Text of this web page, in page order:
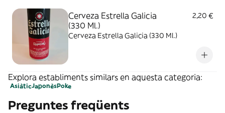
Cerveza Estrella Galicia
(330 Ml.)
2,20 €
Cerveza Estrella Galicia (330 Ml.)
Explora establiments similars en aquesta categoria:
AsiàticJaponèsPoke
Preguntes freqüents